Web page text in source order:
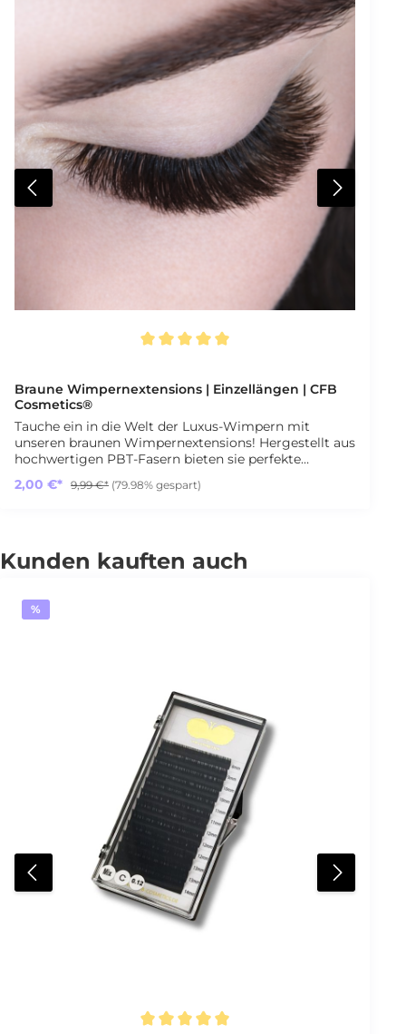
Braune Wimpernextensions | Einzellängen | CFB
Cosmetics®
Tauche ein in die Welt der Luxus-Wimpern mit
unseren braunen Wimpernextensions! Hergestellt aus
hochwertigen PBT-Fasern bieten sie perfekte
Formstabilität, maximale Flexibilität und ein
natürlich elegantes Finish – ideal für deinen
Applizieren. Verfügbare Varianten: • Biegungen: B, C,
D, DD • Stärken: 0,07 und 0,10 • Längen: 5mm – 15mm
Extensions Kreiere deinen ganz persönlichen
Signature-Look – von natürlich bis glamourös.
Cosmetics Premium Lashes.
2,00 €* 9,99 €* (79.98% gespart)
Kunden kauften auch
%